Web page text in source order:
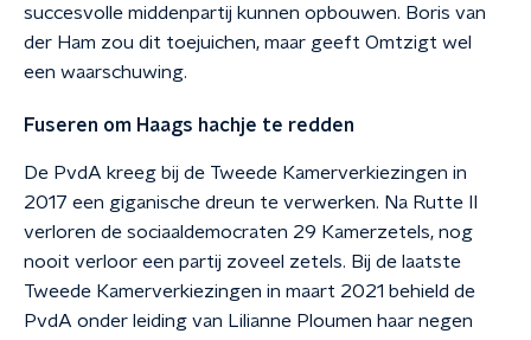
succesvolle middenpartij kunnen opbouwen. Boris van
der Ham zou dit toejuichen, maar geeft Omtzigt wel
een waarschuwing.
Fuseren om Haags hachje te redden
De PvdA kreeg bij de Tweede Kamerverkiezingen in
2017 een giganische dreun te verwerken. Na Rutte II
verloren de sociaaldemocraten 29 Kamerzetels, nog
nooit verloor een partij zoveel zetels. Bij de laatste
Tweede Kamerverkiezingen in maart 2021 behield de
PvdA onder leiding van Lilianne Ploumen haar negen